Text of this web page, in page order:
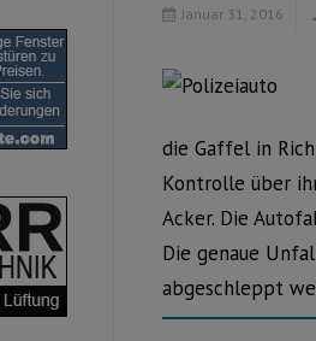
Januar 31, 2016
die Gaffel in
Kontrolle über
Acker. Die
Die genaue
abgeschleppt